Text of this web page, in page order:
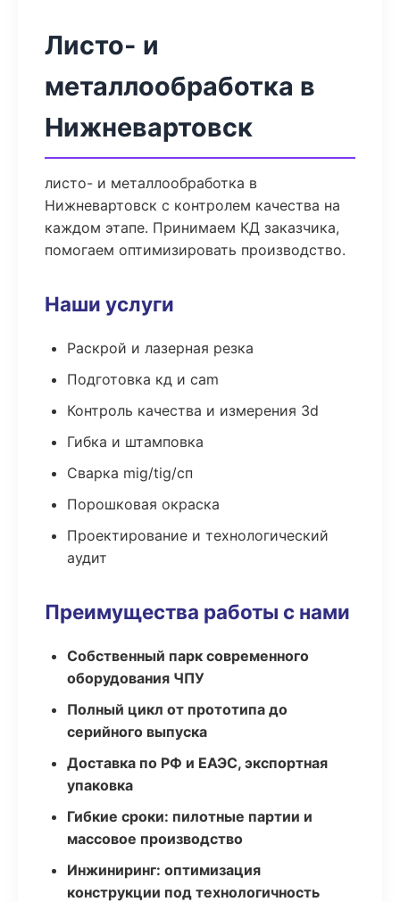
Листо- и
металлообработка в
Нижневартовск
листо- и металлообработка в
Нижневартовск с контролем качества на
каждом этапе. Принимаем КД заказчика,
помогаем оптимизировать производство.
Наши услуги
Раскрой и лазерная резка
Подготовка кд и cam
Контроль качества и измерения 3d
Гибка и штамповка
Сварка mig/tig/сп
Порошковая окраска
Проектирование и технологический
аудит
Преимущества работы с нами
Собственный парк современного
оборудования ЧПУ
Полный цикл от прототипа до
серийного выпуска
Доставка по РФ и ЕАЭС, экспортная
упаковка
Гибкие сроки: пилотные партии и
массовое производство
Инжиниринг: оптимизация
конструкции под технологичность